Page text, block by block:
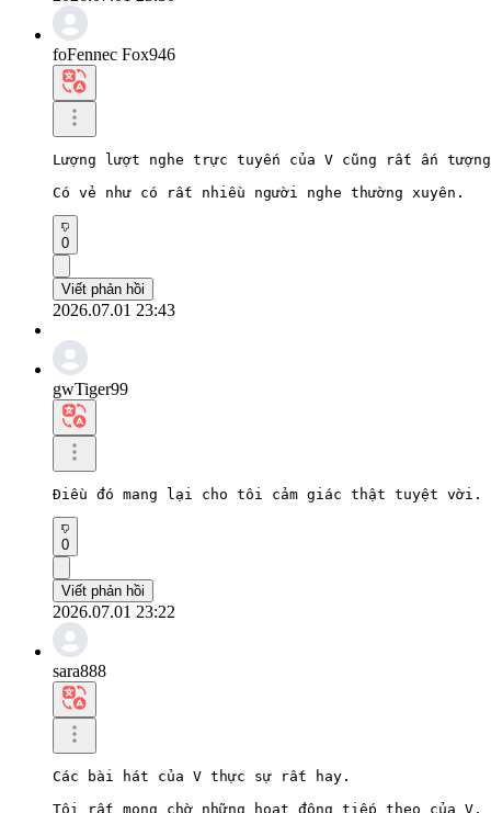
foFennec Fox946
Lượng lượt nghe trực tuyến của V cũng rất ấn
Có vẻ như có rất nhiều người nghe thường xuyên.
0
Viết phản hồi
2026.07.01 23:43
gwTiger99
Điều đó mang lại cho tôi cảm giác thật tuyệt vời.
0
Viết phản hồi
2026.07.01 23:22
sara888
Các bài hát của V thực sự rất hay.
Tôi rất mong chờ những hoạt động tiếp theo của V.